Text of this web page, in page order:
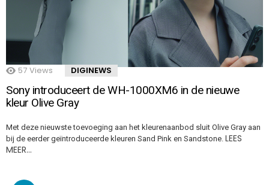
57 Views DIGINEWS
Sony introduceert de WH-1000XM6 in de nieuwe
kleur Olive Gray
Met deze nieuwste toevoeging aan het kleurenaanbod sluit Olive Gray aan
bij de eerder geïntroduceerde kleuren Sand Pink en Sandstone. LEES
MEER…